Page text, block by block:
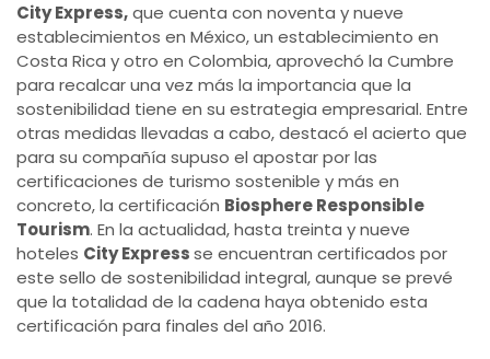
City Express,que cuenta con noventa y nueve
establecimientos en México, un establecimiento en
Costa Rica y otro en Colombia, aprovechó la Cumbre
para recalcar una vez más la importancia que la
sostenibilidad tiene en su estrategia empresarial. Entre
otras medidas llevadas a cabo, destacó el acierto que
para su compañía supuso el apostar por las
certificaciones de turismo sostenible y más en
concreto, la certificación Biosphere Responsible
Tourism. En la actualidad, hasta treinta y nueve
hoteles City Expressse encuentran certificados por
este sello de sostenibilidad integral, aunque se prevé
que la totalidad de la cadena haya obtenido esta
certificación para finales del año 2016.